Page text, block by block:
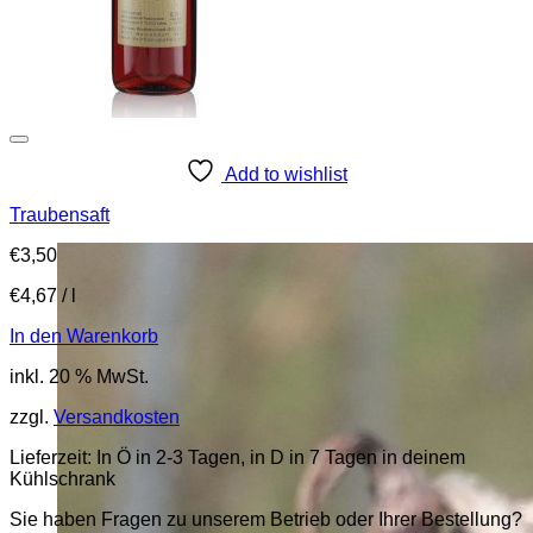
Add to wishlist
Traubensaft
€3,50
€4,67 /
In den Warenkorb
inkl. 20 % MwSt.
zzgl. Versandkosten
Lieferzeit: In Ö in 2-3 Tagen, in D in 7 Tagen in deinem
Kühlschrank
Sie haben Fragen zu unserem Betrieb oder Ihrer Bestellung?